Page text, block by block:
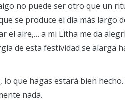
no puede ser otro que un
se produce el día más largo
el aire,… a mi Litha me da
de esta festividad se alarga
que hagas estará bien
nada.